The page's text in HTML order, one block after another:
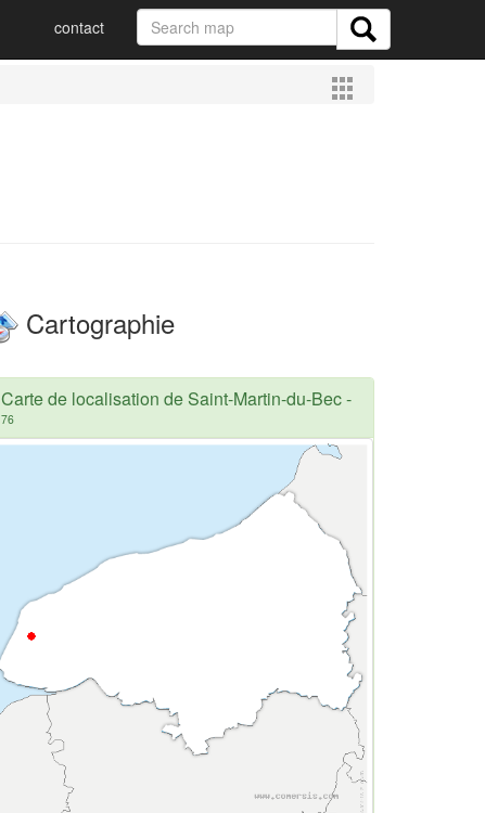
contact
Cartographie
Carte de localisation de Saint-Martin-du-Bec-
76